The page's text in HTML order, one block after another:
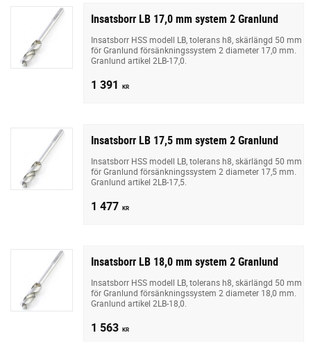
Insatsborr LB 17,0 mm system 2 Granlund
Insatsborr HSS modell LB, tolerans h8, skärlängd 50 mm
för Granlund försänkningssystem 2 diameter 17,0 mm.
Granlund artikel 2LB-17,0.
1 391 KR
Insatsborr LB 17,5 mm system 2 Granlund
Insatsborr HSS modell LB, tolerans h8, skärlängd 50 mm
för Granlund försänkningssystem 2 diameter 17,5 mm.
Granlund artikel 2LB-17,5.
1 477 KR
Insatsborr LB 18,0 mm system 2 Granlund
Insatsborr HSS modell LB, tolerans h8, skärlängd 50 mm
för Granlund försänkningssystem 2 diameter 18,0 mm.
Granlund artikel 2LB-18,0.
1 563 KR